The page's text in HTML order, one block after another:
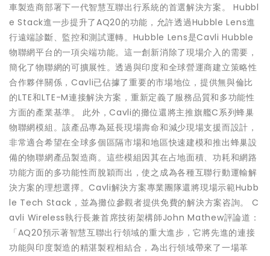
車製造商部署下一代智慧互聯出行系統的首選解決方案。 Hubbl
e Stack進一步提升了AQ20的功能，允許透過Hubble Lens進
行遠端診斷、監控和測試運轉。Hubble Lens是Cavli Hubble
物聯網平台的一項尖端功能。這一創新消除了現場介入的需要，
簡化了物聯網的可擴展性。透過與印度和全球營運商建立策略性
合作夥伴關係，Cavli已佔據了重要的市場地位，提供無與倫比
的LTE和LTE-M連接解決方案，重新定義了服務品質和多功能性
方面的產業基準。 此外，Cavli的攤位還將主推旗艦C系列蜂巢
物聯網模組。該產品專為延長現場壽命和減少現場支援而設計，
非常適合希望在全球多個區隔市場和地區快速建模和推出蜂巢設
備的物聯網產品製造商。這些模組因其在占地面積、功耗和網路
功能方面的多功能性而脫穎而出，使之成為各種互聯行動運輸解
決方案的理想選擇。Cavli解決方案專業團隊還將現場示範Hubb
le Tech Stack，並為攤位參觀者提供免費的解決方案咨詢。 C
avli Wireless執行長兼首席技術架構師John Mathew評論道：
「AQ20預示著智慧互聯出行領域的重大進步，它將先進的連接
功能與印度製造的精湛製程相結合，為出行領域帶來了一場革